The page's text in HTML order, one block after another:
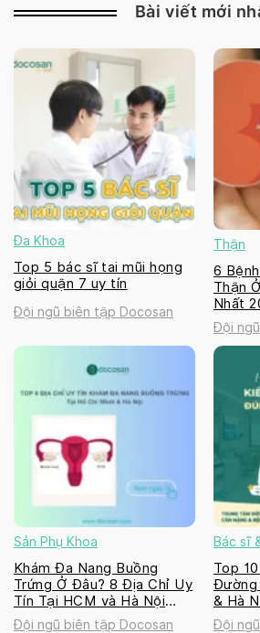
Bài viết mới
Đa Khoa
Top 5 bác sĩ tai mũi họng
giỏi quận 7 uy tín
Đội ngũ biên tập Docosan
Thận
6
Thận
Nhất
Đội
Sản Phụ Khoa
Khám Đa Nang Buồng
Trứng Ở Đâu? 8 Địa Chỉ Uy
Tín Tại HCM và Hà Nội
2026
Đội ngũ biên tập Docosan
Bác sĩ
Top
Đường
& Hà
Đội